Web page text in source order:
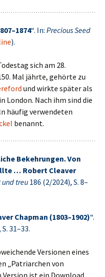
“. In: Precious Seed
).
sich am 28.
Mal jährte, gehörte zu
und wirkte später als
London. Nach ihm sind die
häufig verwendeten
benannt.
Bekehrungen. Von
… Robert Cleaver
und treu186 (2/2024), S. 8–
Chapman (1803–1902)“.
31–33.
Versionen eines
„Patriarchen von
Version ist ein Download